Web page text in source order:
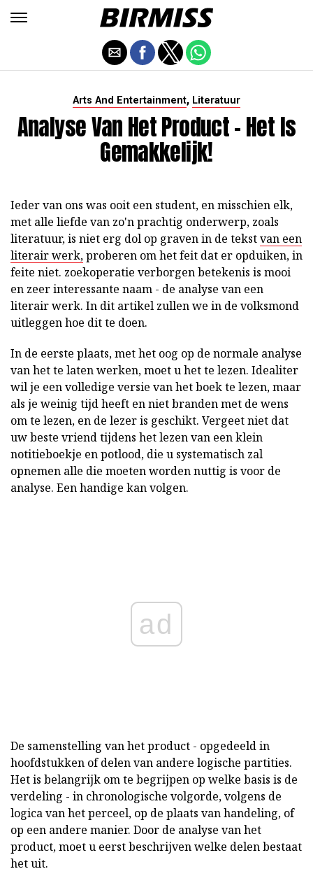
Arts And Entertainment, Literatuur
Analyse Van Het Product - Het Is
Gemakkelijk!
Ieder van ons was ooit een student, en misschien elk,
met alle liefde van zo'n prachtig onderwerp, zoals
literatuur, is niet erg dol op graven in de tekstvan een
literair werk,proberen om het feit dat er opduiken, in
feite niet. zoekoperatie verborgen betekenis is mooi
en zeer interessante naam - de analyse van een
literair werk. In dit artikel zullen we in de volksmond
uitleggen hoe dit te doen.
In de eerste plaats, met het oog op de normale analyse
van het te laten werken, moet u het te lezen. Idealiter
wil je een volledige versie van het boek te lezen, maar
als je weinig tijd heeft en niet branden met de wens
om te lezen, en de lezer is geschikt. Vergeet niet dat
uw beste vriend tijdens het lezen van een klein
notitieboekje en potlood, die u systematisch zal
opnemen alle die moeten worden nuttig is voor de
analyse. Een handige kan volgen.
ad
De samenstelling van het product - opgedeeld in
hoofdstukken of delen van andere logische partities.
Het is belangrijk om te begrijpen op welke basis is de
verdeling - in chronologische volgorde, volgens de
logica van het perceel, op de plaats van handeling, of
op een andere manier. Door de analyse van het
product, moet u eerst beschrijven welke delen bestaat
het uit.